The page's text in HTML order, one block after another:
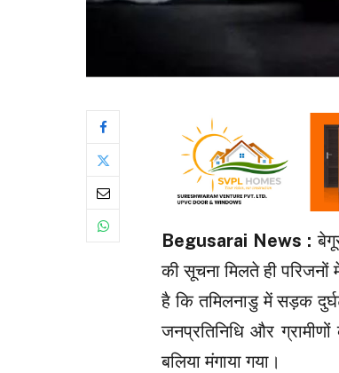
Begusarai News :
की सूचना मिलते ही परिजनों
है कि तमिलनाडु में सड़क
जनप्रतिनिधि और
बलिया मंगाया गया।